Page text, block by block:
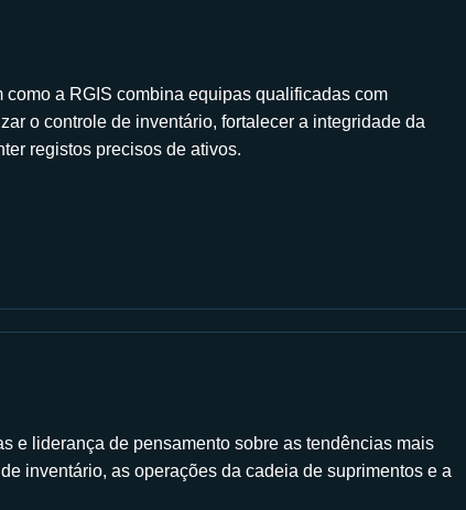
a RGIS combina equipas qualificadas com
o controle de inventário, fortalecer a integridade da
registos precisos de ativos.
e liderança de pensamento sobre as tendências mais
inventário, as operações da cadeia de suprimentos e a